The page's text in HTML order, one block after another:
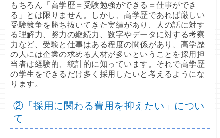
もちろん「高学歴＝受験勉強ができる＝仕事ができ
る」とは限りません。しかし、高学歴であれば厳しい
受験競争を勝ち抜いてきた実績があり、人の話に対す
る理解力、努力の継続力、数字やデータに対する考察
力など、受験と仕事はある程度の関係があり、高学歴
の人には企業の求める人材が多いということを採用担
当者は経験的、統計的に知っています。それで高学歴
の学生をできるだけ多く採用したいと考えるようにな
ります。
②「採用に関わる費用を抑えたい」につい
て